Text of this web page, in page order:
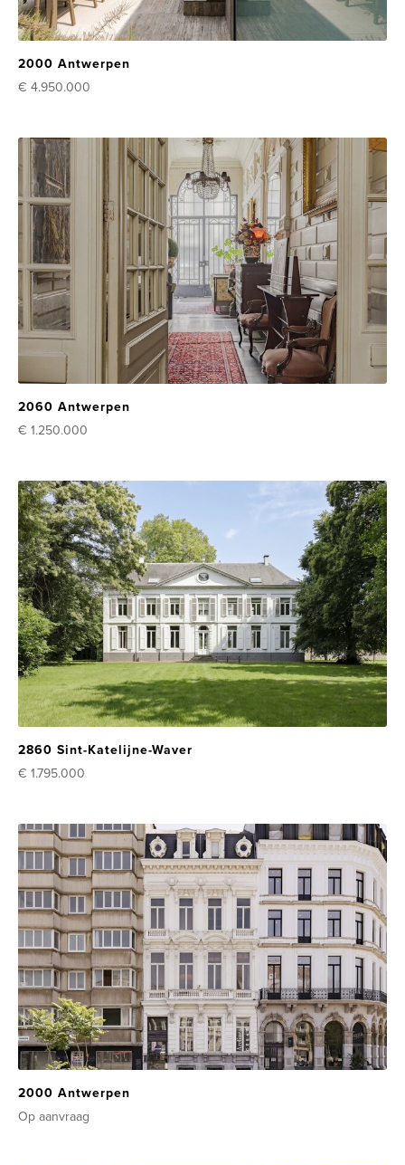
2000 Antwerpen
€ 4.950.000
2060 Antwerpen
€ 1.250.000
2860 Sint-Katelijne-Waver
€ 1.795.000
2000 Antwerpen
Op aanvraag